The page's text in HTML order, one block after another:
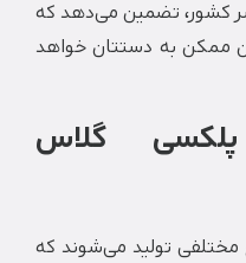
تضمین می‌دهد که
دستتان خواهد
گلاس
می‌شوند که